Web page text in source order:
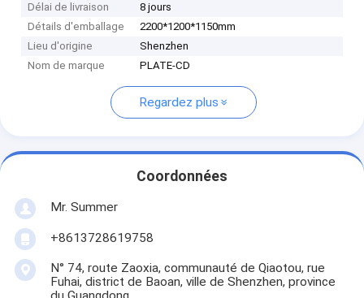
Délai de livraison
8 jours
Détails d'emballage
2200*1200*1150mm
Lieu d'origine
Shenzhen
Nom de marque
PLATE-CD
Regardez plus
Coordonnées
Mr. Summer
+8613728619758
N° 74, route Zaoxia, communauté de Qiaotou, rue
Fuhai, district de Baoan, ville de Shenzhen, province